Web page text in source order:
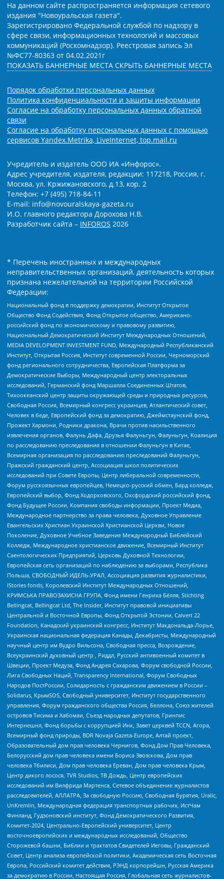
На данном сайте распространяется информация сетевого
издания "Новоуральская газета".
Зарегистрировано Федеральной службой по надзору в
сфере связи, информационных технологий и массовых
коммуникаций (Роскомнадзор). Реестровая запись Эл
№ФС77-80363 от 04.02.2021г
ПОКАЗАТЬ БАННЕРНЫЕ МЕСТА СКРЫТЬ БАННЕРНЫЕ МЕСТА
Порядок обработки персональных данных
Политика конфиденциальности и защиты информации
Согласие на обработку персональных данных обратной
связи
Согласие на обработку персональных данных с помощью
сервисов Yandex.Metrika, LiveInternet, top.mail.ru
Учредитель и издатель ООО ИА «Инфорос».
Адрес учредителя, издателя, редакции: 117218, Россия, г.
Москва, ул. Кржижановского, д.13, кор. 2
Телефон: +7 (495) 718-84-11
E-mail: info@novouralskaya-gazeta.ru
И.О. главного редактора Дорохова Н.В.
Разработчик сайта – INFOROS 2026
* Перечень иностранных и международных
неправительственных организаций, деятельность которых
признана нежелательной на территории Российской
Федерации:
Национальный фонд в поддержку демократии, Институт Открытое
Общество Фонд Содействия, Фонд Открытое общество, Американо-
российский фонд по экономическому и правовому развитию,
Национальный Демократический Институт Международных Отношений,
MEDIA DEVELOPMENT INVESTMENT FUND, Международный Республиканский
Институт, Открытая Россия, Институт современной России, Черноморский
фонд регионального сотрудничества, Европейская Платформа за
Демократические Выборы, Международный центр электоральных
исследований, Германский фонд Маршалла Соединенных Штатов,
Тихоокеанский центр защиты окружающей среды и природных ресурсов,
Свободная Россия, Всемирный конгресс украинцев, Атлантический совет,
Человек в беде, Европейский фонд за демократию, Джеймстаунский фонд,
Прожект Хармони, Родники дракона, Врачи против насильственного
извлечения органов, Фалунь Дафа, Друзья Фалуньгун, Фалуньгун, Коалиция
по расследованию преследования в отношении Фалуньгун в Китае,
Всемирная организация по расследованию преследований Фалуньгун,
Пражский гражданский центр, Ассоциация школ политических
исследований при Совете Европы, Центр либеральной современности,
Форум русскоязычных европейцев, Немецко-русский обмен, Бард колледж,
Европейский выбор, Фонд Ходорковского, Оксфордский российский фонд,
Фонд Будущее России, Компания свободы информации, Проект Медиа,
Международное партнерство за права человека, Духовное Управление
Евангельских Христиан Украинской Христианской Церкви, Новое
Поколение, Духовное Учебное Заведение Международный Библейский
Колледж, Международное христианское движение, Всемирный Институт
Саентологических Предприятий, Церковь Духовной Технологии,
Европейская сеть организаций по наблюдению за выборами, Республика
Польша, СВОБОДНЫЙ ИДЕЛЬ-УРАЛ, Ассоциация развития журналистики,
IStories fonds, Королевский Институт Международных Отношений,
КРИМСЬКА ПРАВОЗАХИСНА ГРУПА, Фонд имени Генриха Бёлля, Stichting
Bellingcat, Bellingcat Ltd, The Insider, Институт правовой инициативы
Центральной и Восточной Европы, Фонд Открытой Эстонии, Calvert 22
Foundation, Канадский украинский конгресс, Институт Макдональда-Лорье,
Украинская национальная федерация Канады, Декабристы, Международный
научный центр им Вудро Вильсона, Свободная пресса, Возрождение,
Всеукраинский духовный центр , Риддл, Русский антивоенный комитет в
Швеции, Проект Медуза, Фонд Андрея Сахарова, Форум свободной России,
Лига Свободных Наций, Transparеncy International, Форум Свободных
Народов ПостРоссии, Солидарность с гражданским движением в России –
Solidarus, КрымSOS, Свободный университет, Институт государственного
управления, Форум гражданского общества Россия, Беллона, Союз жителей
островов Тисима и Хабомаи, Съезд народных депутатов, Гринпис
Интернешнл, Фонд борьбы с коррупцией Инк, Завет церквей TCCN, Агора,
Всемирный фонд природы, BDR Novaja Gazeta-Europe, Алтай проект,
Образовательный дом прав человека Чернигов, Фонд Дом Прав Человека,
Белорусский дом прав человека имени Бориса Звозскова, Дом прав
человека Тбилиси, Дом прав человека Ереван, Дом прав человека Крым,
Центр дикого лосося, TVR Studios, ТВ Дождь, Центр европейских
исследований им Вилфрида Мартенса, Сетевое объединение журналистов
расследователей, АЛЛАТРА, За свободную Россию, Свободная Бурятия, Uralic,
UnKremlin, Международная федерация транспортных рабочих, ИстЧам
Финланд, Гудзоновский институт, Фонд Демократического Развития,
Комитет-2024, Центрально-Европейский университет, Центр
восточноевропейских и международных исследований, Общество
Сторожевой башни, Библии и трактатов Свидетелей Иеговы, Гражданский
Совет, Центр анализа европейской политики, Академическая сеть Восточная
Европа, Российский комитет действия, РЭНД корпорейшн, Русская Америка
за демократию в России, Настоящая Россия, Глобальная сеть журналистов-